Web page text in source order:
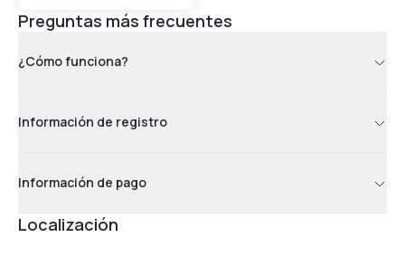
Preguntas más frecuentes
¿Cómo funciona?
Información de registro
Información de pago
Localización